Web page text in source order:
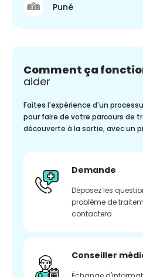
Puné
Comment ça
aider
Faites l'expérience d'un
pour faire de votre parcours de
découverte à la sortie, avec un
Demande
Déposez les
problème de
contactera
Conseiller